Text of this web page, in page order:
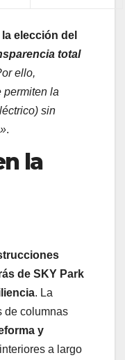
elección del
total
ello,
permiten la
sin
.
la
de SKY Park
. La
de columnas
y
a largo